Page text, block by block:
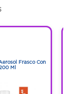
Frasco Con
Ml